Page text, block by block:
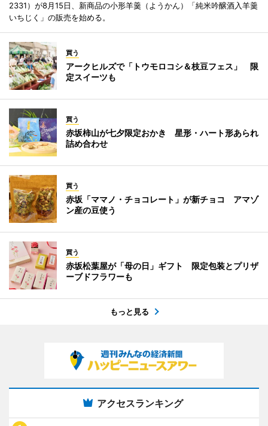
2331）が8月15日、新商品の小形羊羹（ようかん）「純米吟醸酒入羊羹
いちじく」の販売を始める。
買う
アークヒルズで「トウモロコシ＆枝豆フェス」 限
定スイーツも
買う
赤坂柿山が七夕限定おかき 星形・ハート形あられ
詰め合わせ
買う
赤坂「ママノ・チョコレート」が新チョコ アマゾ
ン産の豆使う
買う
赤坂松葉屋が「母の日」ギフト 限定包装とプリザ
ーブドフラワーも
もっと見る
アクセスランキング